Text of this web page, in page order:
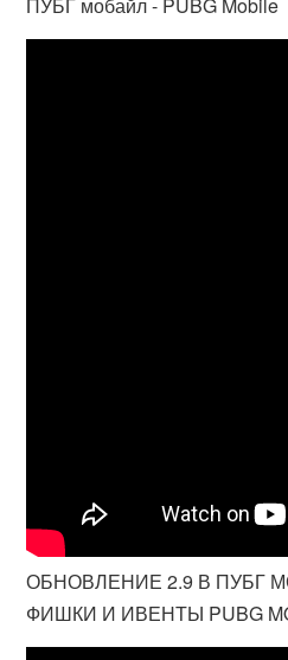
ОБНОВЛЕНИЕ 2.9 В ПУБГ
ФИШКИ И ИВЕНТЫ PUBG